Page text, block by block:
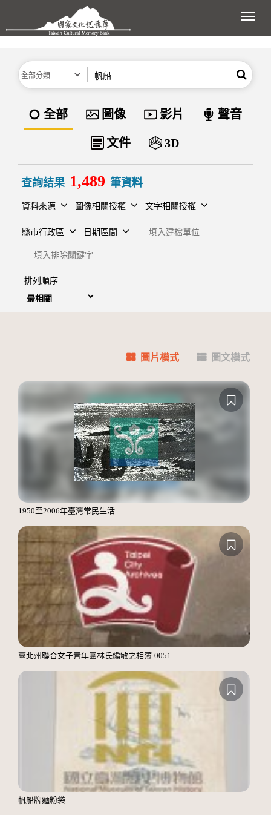
跳到主要內容區塊
展
分類 搜尋
資料類型
全部 圖像 影片 聲音
文件 3D
查詢結果 1,489 筆資料
資料來源 圖像相關授權 文字相關授權
縣市行政區 日期區間
建檔單位
排除關鍵字
排列順序
圖片模式 圖文模式
1950至2006年臺灣常民生活
臺北州聯合女子青年團林氏編敏之相簿-0051
帆船牌麵粉袋